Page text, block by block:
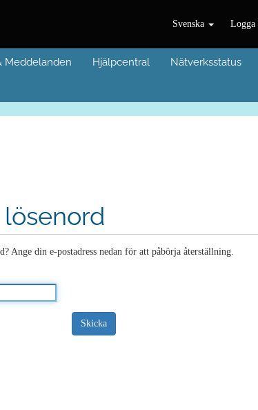
Svenska Logga
Meddelanden Hjälpcentral Nätverksstatus
Ange din e-postadress nedan för att påbörja återställning.
Skicka